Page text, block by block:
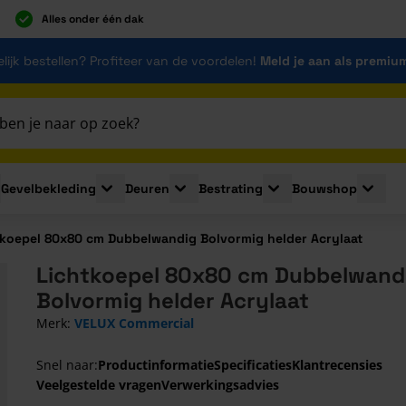
Alles onder één dak
bestellen? Profiteer van de voordelen! Meld je aan als
Plaatmaterialen
submenu for Isolatie
Gevelbekleding
Toggle submenu for Gevelbekleding
Deuren
Toggle submenu for Deuren
Bestrating
Toggle submenu for
Bouwshop
80x80 cm Dubbelwandig Bolvormig helder Acrylaat
Lichtkoepel 80x80 cm
Bolvormig helder Acrylaat
Merk: VELUX Commercial
Snel naar:ProductinformatieSpecificatiesKlantrecensies
Veelgestelde vragenVerwerkingsadvies